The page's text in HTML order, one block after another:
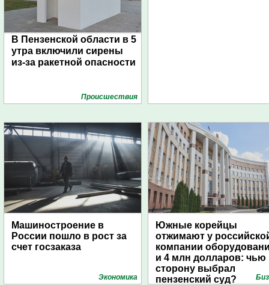
В Пензенской области в 5
утра включили сирены
из-за ракетной опасности
Проиcшествия
Машиностроение в
России пошло в рост за
счет госзаказа
Экономика
Южные корейцы
отжимают у
компании
и 4 млн долларов: чью
сторону выбрал
пензенский суд?